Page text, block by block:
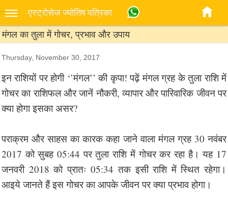
एस्‍ट्रोसेज ज्‍योतिष पत्रिका
मंगल का तुला में गोचर, प्रभाव और उपाय
Thursday, November 30, 2017
इन राशियों पर होगी ‘’मंगल’’ की कृपा! पढ़ें मंगल ग्रह के तुला राशि में
गोचर का राशिफल और जानें नौकरी, व्यापार और पारिवारिक जीवन पर
क्या होगा इसका असर?
पराक्रम और साहस का कारक कहा जाने वाला मंगल ग्रह 30 नवंबर
2017 को सुबह 05:44 पर तुला राशि में गोचर कर रहा है। यह 17
जनवरी 2018 को प्रातः 05:34 तक इसी राशि में स्थित रहेगा।
आइये जानते हैं इस गोचर का आपके जीवन पर क्या प्रभाव होगा।